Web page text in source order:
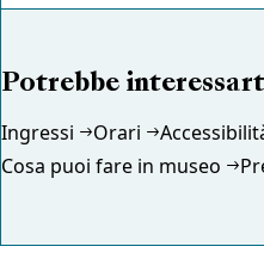
Potrebbe
Ingressi Orari
Cosa puoi fare in museo